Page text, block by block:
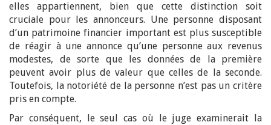
elles appartiennent, bien que cette distinction soit
cruciale pour les annonceurs. Une personne disposant
d’un patrimoine financier important est plus susceptible
de réagir à une annonce qu’une personne aux revenus
modestes, de sorte que les données de la première
peuvent avoir plus de valeur que celles de la seconde.
Toutefois, la notoriété de la personne n’est pas un critère
pris en compte.
Par conséquent, le seul cas où le juge examinerait la